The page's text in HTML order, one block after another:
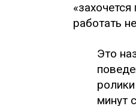
работать
Это
минут